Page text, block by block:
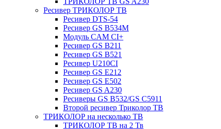
Ресивер ТРИКОЛОР ТВ
Ресивер DTS-54
Ресивер GS B534M
Модуль CAM CI+
Ресивер GS B211
Ресивер GS B521
Ресивер U210CI
Ресивер GS E212
Ресивер GS E502
Ресивер GS A230
Ресиверы GS B532/GS C5911
Второй ресивер Триколор ТВ
ТРИКОЛОР на несколько ТВ
ТРИКОЛОР ТВ на 2 Тв